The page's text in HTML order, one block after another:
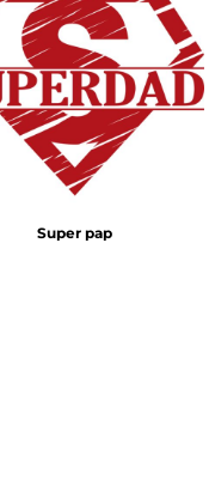
Super pap